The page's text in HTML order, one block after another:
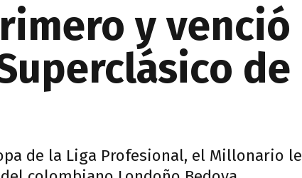
y venció
de
de la Liga Profesional, el Millonario le